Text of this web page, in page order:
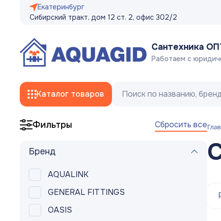
Екатеринбург
Сибирский тракт, дом 12 ст. 2, офис 302/2
Сантехника
Работаем с
Каталог товаров
Гибкая подводка, сливные/заливные
Фильтры Сбросить все
Бренд
AQUALINK
GENERAL FITTINGS
OASIS